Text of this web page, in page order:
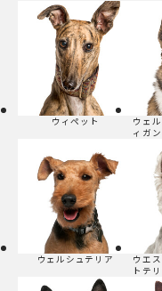
ウィペット
ウェ
ィガン
ウェルシュテリア
ウエ
トテ